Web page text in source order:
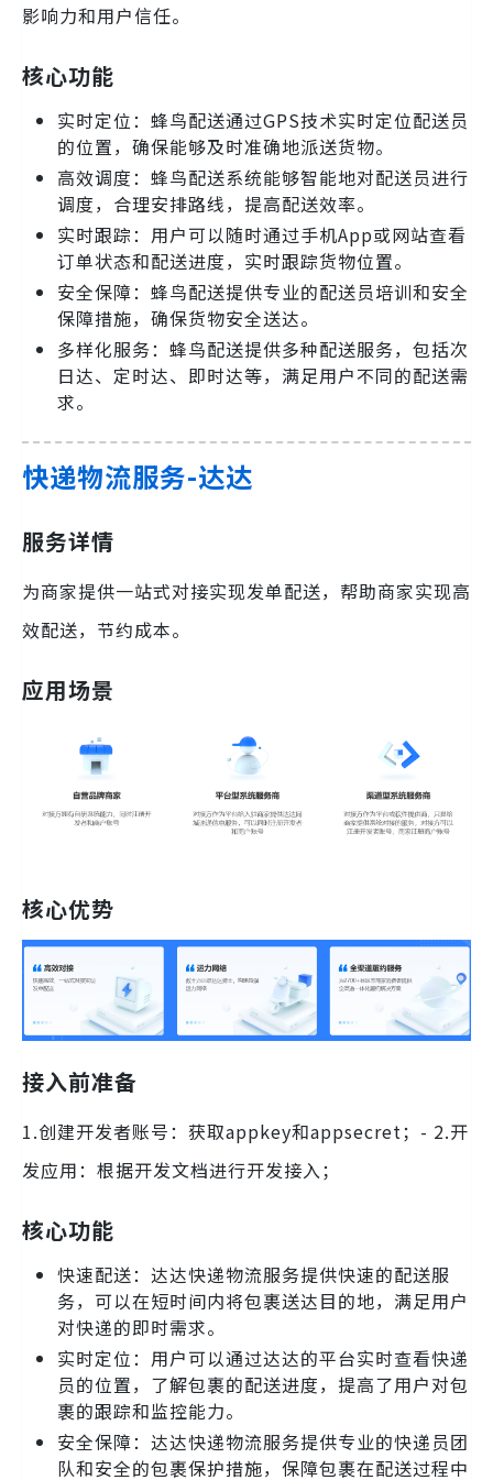
影响力和用户信任。
核心功能
实时定位：蜂鸟配送通过GPS技术实时定位配送员
的位置，确保能够及时准确地派送货物。
高效调度：蜂鸟配送系统能够智能地对配送员进行
调度，合理安排路线，提高配送效率。
实时跟踪：用户可以随时通过手机App或网站查看
订单状态和配送进度，实时跟踪货物位置。
安全保障：蜂鸟配送提供专业的配送员培训和安全
保障措施，确保货物安全送达。
多样化服务：蜂鸟配送提供多种配送服务，包括次
日达、定时达、即时达等，满足用户不同的配送需
求。
快递物流服务-达达
服务详情
为商家提供一站式对接实现发单配送，帮助商家实现高
效配送，节约成本。
应用场景
核心优势
接入前准备
1.创建开发者账号：获取appkey和appsecret；- 2.开
发应用：根据开发文档进行开发接入；
核心功能
快速配送：达达快递物流服务提供快速的配送服
务，可以在短时间内将包裹送达目的地，满足用户
对快递的即时需求。
实时定位：用户可以通过达达的平台实时查看快递
员的位置，了解包裹的配送进度，提高了用户对包
裹的跟踪和监控能力。
安全保障：达达快递物流服务提供专业的快递员团
队和安全的包裹保护措施，保障包裹在配送过程中